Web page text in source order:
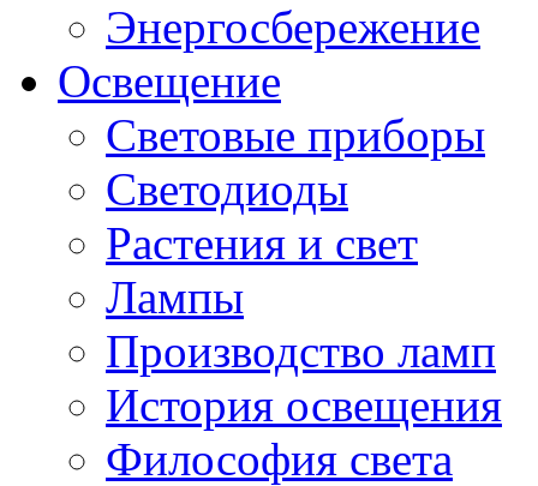
Энергосбережение
Освещение
Световые приборы
Светодиоды
Растения и свет
Лампы
Производство ламп
История освещения
Философия света